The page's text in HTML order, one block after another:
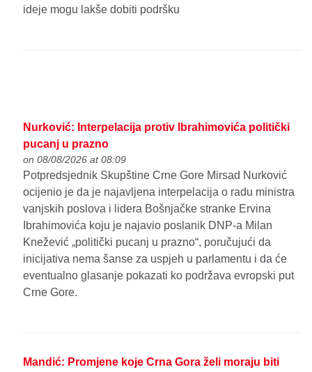
ideje mogu lakše dobiti podršku
Nurković: Interpelacija protiv Ibrahimovića politički
pucanj u prazno
on 08/08/2026 at 08:09
Potpredsjednik Skupštine Crne Gore Mirsad Nurković
ocijenio je da je najavljena interpelacija o radu ministra
vanjskih poslova i lidera Bošnjačke stranke Ervina
Ibrahimovića koju je najavio poslanik DNP-a Milan
Knežević „politički pucanj u prazno“, poručujući da
inicijativa nema šanse za uspjeh u parlamentu i da će
eventualno glasanje pokazati ko podržava evropski put
Crne Gore.
Mandić: Promjene koje Crna Gora želi moraju biti